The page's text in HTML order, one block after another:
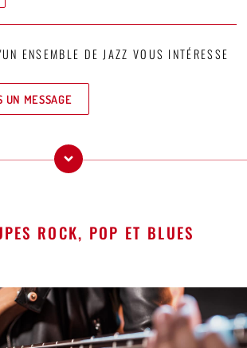
ENSEMBLE DE JAZZ VOUS INTÉRESSE
UN MESSAGE
ROCK, POP ET BLUES